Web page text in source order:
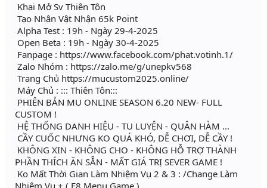
Khai Mở Sv Thiên Tôn
Tạo Nhân Vật Nhận 65k Point
Alpha Test : 19h - Ngày 29-4-2025
Open Beta : 19h - Ngày 30-4-2025
Fanpage : https://www.facebook.com/phat.votinh.1/
Zalo Nhóm : https://zalo.me/g/unepkv568
Trang Chủ https://mucustom2025.online/
Máy Chủ : ::: Thiên Tôn:::
PHIÊN BẢN MU ONLINE SEASON 6.20 NEW- FULL
CUSTOM !
HỆ THỐNG DANH HIỆU - TU LUYỆN - QUÂN HÀM ...
CẦY CUỐC NHƯNG KO QUÁ KHÓ, DỄ CHƠI, DỄ CẦY !
KHÔNG XIN - KHÔNG CHO - KHÔNG HỖ TRỢ THÀNH
PHẦN THÍCH ĂN SẴN - MẤT GIÁ TRỊ SEVER GAME !
Ko Mất Thời Gian Làm Nhiệm Vụ 2 & 3 : /Change Làm